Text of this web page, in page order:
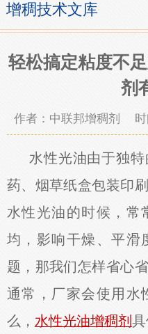
增稠技术文库
轻松搞定粘度不
剂
作者：中联邦增稠剂
水性光油由于独
药、烟草纸盒包装印
水性光油的时候，常
均，影响干燥、平滑
题，那我们怎样省心
通常，厂家会使用水
么， 水性光油增稠剂